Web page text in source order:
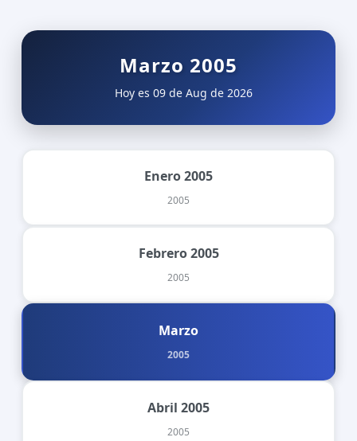
Marzo 2005
Hoy es 09 de Aug de 2026
Enero 2005
2005
Febrero 2005
2005
Marzo
2005
Abril 2005
2005